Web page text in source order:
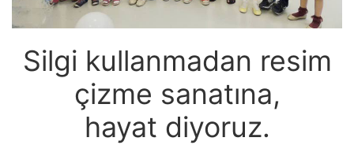
Silgi kullanmadan resim
çizme sanatına,
hayat diyoruz.